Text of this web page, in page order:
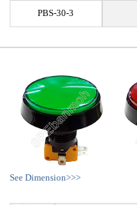
PBS-30-3
See Dimension>>>